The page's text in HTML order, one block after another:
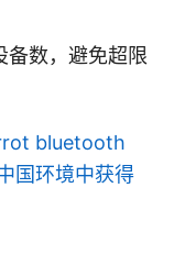
备数，避免超限
bluetooth
国环境中获得